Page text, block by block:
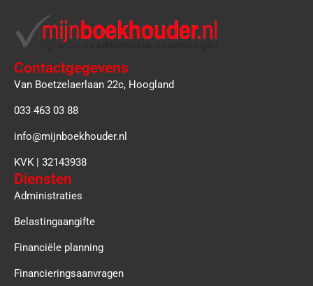
Contactgegevens
Van Boetzelaerlaan 22c, Hoogland
033 463 03 88
info@mijnboekhouder.nl
KVK | 32143938
Diensten
Administraties
Belastingaangifte
Financiële planning
Financieringsaanvragen